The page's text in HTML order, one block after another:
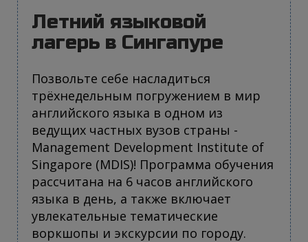
Летний языковой
лагерь в Сингапуре
Позвольте себе насладиться
трёхнедельным погружением в мир
английского языка в одном из
ведущих частных вузов страны -
Management Development Institute of
Singapore (MDIS)! Программа обучения
рассчитана на 6 часов английского
языка в день, а также включает
увлекательные тематические
воркшопы и экскурсии по городу.